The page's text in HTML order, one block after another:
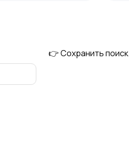
👉 Сохранить поиск